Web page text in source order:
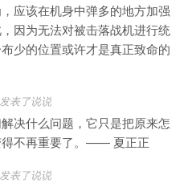
应该在机身中弹多的地方加强
因为无法对被击落战机进行统
少的位置或许才是真正致命的
表了说说
决什么问题，它只是把原来怎
得不再重要了。—— 夏正正
表了说说